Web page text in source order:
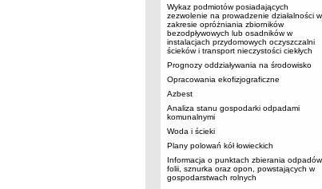
Wykaz podmiotów posiadających
zezwolenie na prowadzenie działalności w
zakresie opróżniania zbiorników
bezodpływowych lub osadników w
instalacjach przydomowych oczyszczalni
ścieków i transport nieczystości ciekłych
Prognozy oddziaływania na środowisko
Opracowania ekofizjograficzne
Azbest
Analiza stanu gospodarki odpadami
komunalnymi
Woda i ścieki
Plany polowań kół łowieckich
Informacja o punktach zbierania odpadów
folii, sznurka oraz opon, powstających w
gospodarstwach rolnych